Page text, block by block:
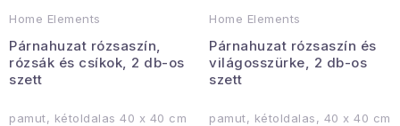
Home Elements
Párnahuzat rózsaszín,
rózsák és csíkok, 2 db-os
szett
pamut, kétoldalas 40 x 40 cm
Home Elements
Párnahuzat rózsaszín és
világosszürke, 2 db-os
szett
pamut, kétoldalas, 40 x 40 cm